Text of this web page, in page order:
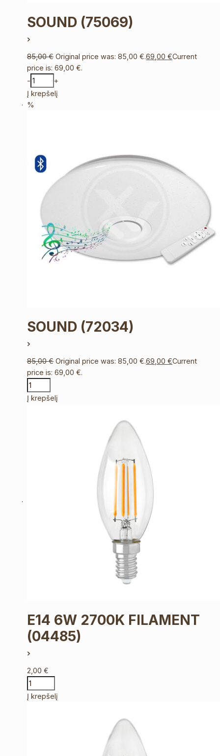
SOUND (75069)
85,00€ Original price was: 85,00 €.69,00€Current
price is: 69,00 €.
-
+
Į krepšelį
%
SOUND (72034)
85,00€ Original price was: 85,00 €.69,00€Current
price is: 69,00 €.
Į krepšelį
E14 6W 2700K FILAMENT
(04485)
2,00€
Į krepšelį